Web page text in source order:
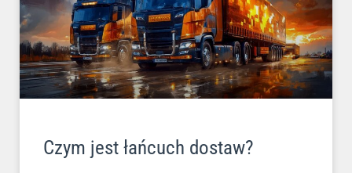
Czym jest łańcuch dostaw?